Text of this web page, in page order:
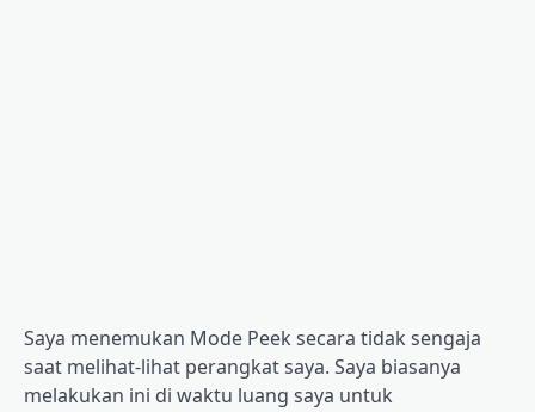
Saya menemukan Mode Peek secara tidak sengaja
saat melihat-lihat perangkat saya. Saya biasanya
melakukan ini di waktu luang saya untuk